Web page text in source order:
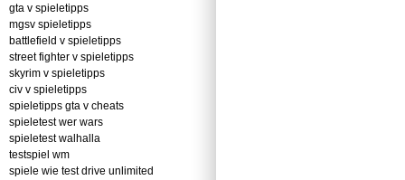
gta v spieletipps
mgsv spieletipps
battlefield v spieletipps
street fighter v spieletipps
skyrim v spieletipps
civ v spieletipps
spieletipps gta v cheats
spieletest wer wars
spieletest walhalla
testspiel wm
spiele wie test drive unlimited